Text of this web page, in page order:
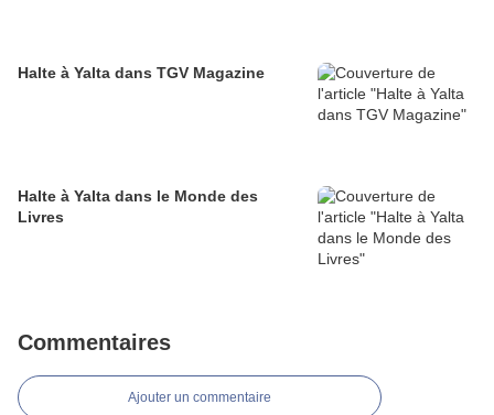
Halte à Yalta dans TGV Magazine
Halte à Yalta dans le Monde des
Livres
Commentaires
Ajouter un commentaire